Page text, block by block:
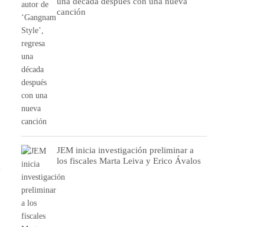
canción
JEM inicia investigación preliminar a
los fiscales Marta Leiva y Erico Ávalos